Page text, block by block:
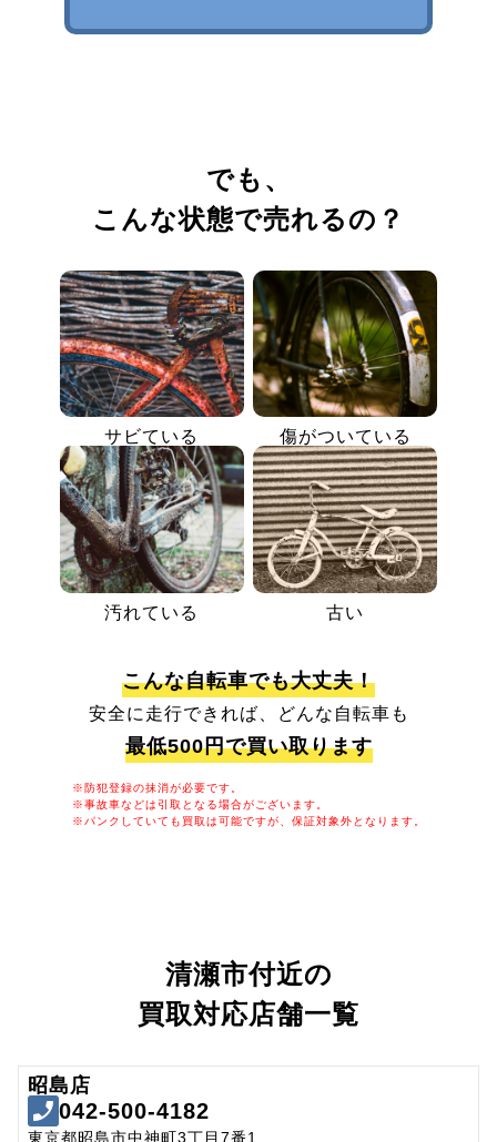
でも、
こんな状態で売れるの？
サビている 傷がついている
汚れている 古い
こんな自転車でも大丈夫！
安全に走行できれば、どんな自転車も
最低500円で買い取ります
※防犯登録の抹消が必要です。
※事故車などは引取となる場合がございます。
※パンクしていても買取は可能ですが、保証対象外となります。
清瀬市付近の
買取対応店舗一覧
昭島店
042-500-4182
東京都昭島市中神町3丁目7番1